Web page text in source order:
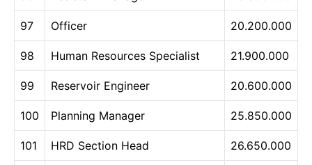
97 Officer 20.200.000
98 Human Resources Specialist 21.900.000
99 Reservoir Engineer 20.600.000
100 Planning Manager 25.850.000
101 HRD Section Head 26.650.000